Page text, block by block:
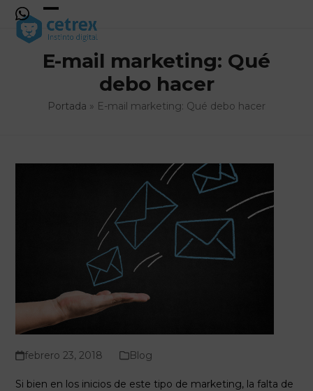
Skip
content
Open
mobile
menu
Close
mobile
menu
E-mail marketing: Qué
debo hacer
Portada » E-mail marketing: Qué debo hacer
febrero 23, 2018 Blog
Si bien en los inicios de este tipo de marketing, la falta de